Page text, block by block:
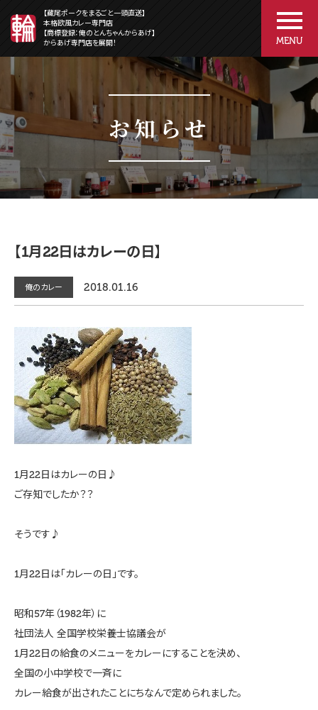
【藏尾ポークをまるごと一頭直送】
本格欧風カレー専門店
【商標登録：俺のとんちゃんからあげ】
からあげ専門店を展開！
MENU
お知らせ
【1月22日はカレーの日】
俺のカレー 2018.01.16
1月22日はカレーの日♪
ご存知でしたか？？
そうです♪
1月22日は「カレーの日」です。
昭和57年（1982年）に
社団法人 全国学校栄養士協議会が
1月22日の給食のメニューをカレーにすることを決め、
全国の小中学校で一斉に
カレー給食が出されたことにちなんで定められました。